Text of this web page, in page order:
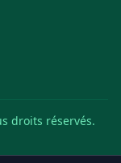
droits réservés.